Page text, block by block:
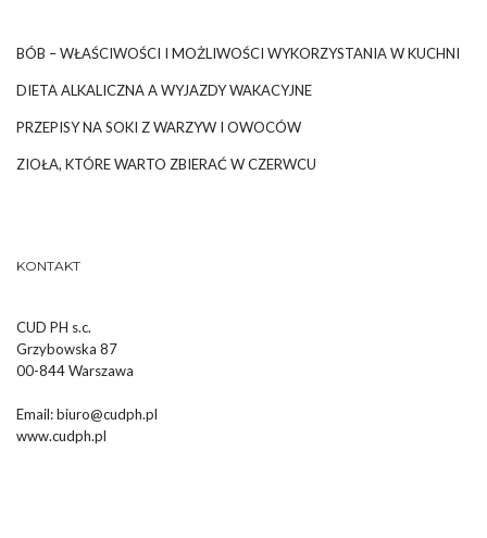
BÓB – WŁAŚCIWOŚCI I MOŻLIWOŚCI WYKORZYSTANIA W KUCHNI
DIETA ALKALICZNA A WYJAZDY WAKACYJNE
PRZEPISY NA SOKI Z WARZYW I OWOCÓW
ZIOŁA, KTÓRE WARTO ZBIERAĆ W CZERWCU
KONTAKT
CUD PH s.c.
Grzybowska 87
00-844 Warszawa
Email:biuro@cudph.pl
www.cudph.pl